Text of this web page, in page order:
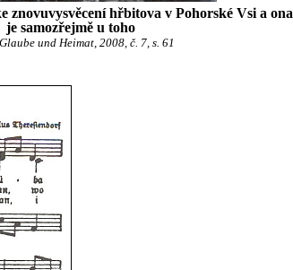
znovuvysvěcení hřbitova v Pohorské Vsi a ona
je samozřejmě u toho
und Heimat, 2008, č. 7, s. 61